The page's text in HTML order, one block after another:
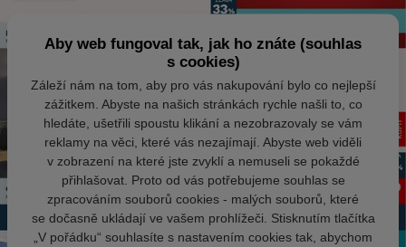
Aby web fungoval tak, jak ho znáte (souhlas
s cookies)
Záleží nám na tom, aby pro vás nakupování bylo co nejlepší
zážitkem. Abyste na našich stránkách rychle našli to, co
hledáte, ušetřili spoustu klikání a nezobrazovaly se vám
reklamy na věci, které vás nezajímají. Abyste web viděli
v zobrazení na které jste zvyklí a nemuseli se pokaždé
přihlašovat. Proto od vás potřebujeme souhlas se
zpracováním souborů cookies - malých souborů, které
se dočasně ukládají ve vašem prohlížeči. Stisknutím tlačítka
„V pořádku“ souhlasíte s nastavením cookies tak, abychom